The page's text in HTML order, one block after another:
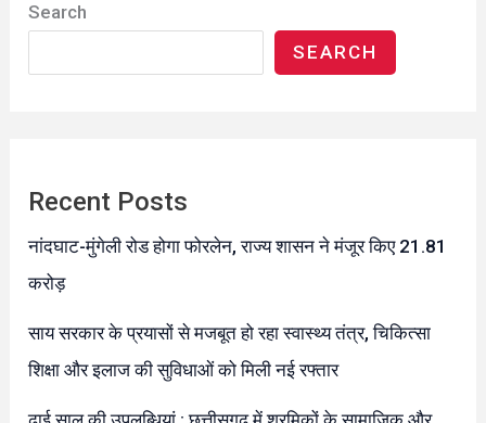
Search
SEARCH
Recent Posts
नांदघाट-मुंगेली रोड होगा फोरलेन, राज्य शासन ने मंजूर किए 21.81
करोड़
साय सरकार के प्रयासों से मजबूत हो रहा स्वास्थ्य तंत्र, चिकित्सा
शिक्षा और इलाज की सुविधाओं को मिली नई रफ्तार